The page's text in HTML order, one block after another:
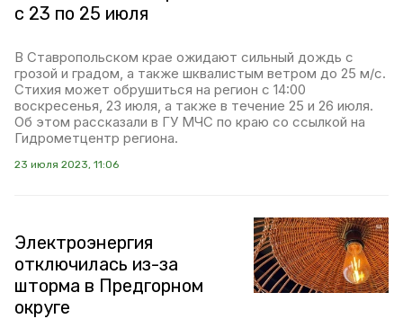
с 23 по 25 июля
В Ставропольском крае ожидают сильный дождь с
грозой и градом, а также шквалистым ветром до 25 м/с.
Стихия может обрушиться на регион с 14:00
воскресенья, 23 июля, а также в течение 25 и 26 июля.
Об этом рассказали в ГУ МЧС по краю со ссылкой на
Гидрометцентр региона.
23 июля 2023, 11:06
Электроэнергия
отключилась из-за
шторма в Предгорном
округе